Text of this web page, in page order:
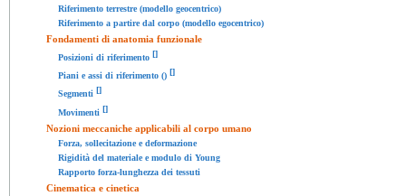
Riferimento terrestre (modello geocentrico)
Riferimento a partire dal corpo (modello egocentrico)
Fondamenti di anatomia funzionale
Posizioni di riferimento []
Piani e assi di riferimento () []
Segmenti []
Movimenti []
Nozioni meccaniche applicabili al corpo umano
Forza, sollecitazione e deformazione
Rigidità del materiale e modulo di Young
Rapporto forza-lunghezza dei tessuti
Cinematica e cinetica